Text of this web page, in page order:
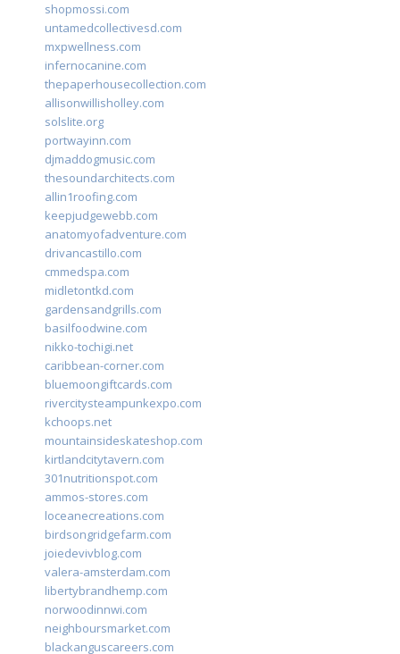
shopmossi.com
untamedcollectivesd.com
mxpwellness.com
infernocanine.com
thepaperhousecollection.com
allisonwillisholley.com
solslite.org
portwayinn.com
djmaddogmusic.com
thesoundarchitects.com
allin1roofing.com
keepjudgewebb.com
anatomyofadventure.com
drivancastillo.com
cmmedspa.com
midletontkd.com
gardensandgrills.com
basilfoodwine.com
nikko-tochigi.net
caribbean-corner.com
bluemoongiftcards.com
rivercitysteampunkexpo.com
kchoops.net
mountainsideskateshop.com
kirtlandcitytavern.com
301nutritionspot.com
ammos-stores.com
loceanecreations.com
birdsongridgefarm.com
joiedevivblog.com
valera-amsterdam.com
libertybrandhemp.com
norwoodinnwi.com
neighboursmarket.com
blackanguscareers.com